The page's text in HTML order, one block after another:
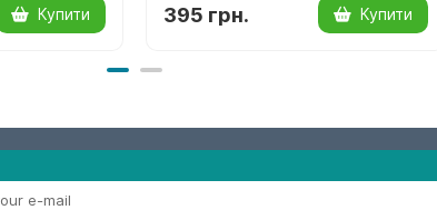
Купити 395 грн. Купити